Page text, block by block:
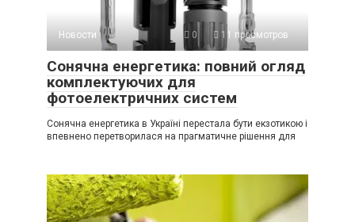
Новости 0 11 просмотров
Сонячна енергетика: повний огляд
комплектуючих для
фотоелектричних систем
Сонячна енергетика в Україні перестала бути екзотикою і
впевнено перетворилася на прагматичне рішення для